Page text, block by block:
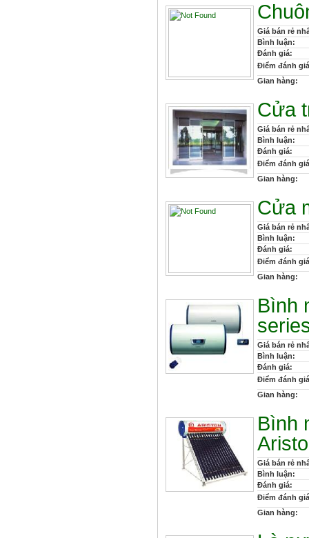
Giá bán rẻ
Bình luận:
Đánh giá:
Điểm đánh
Gian hàng:
Cửa
Giá bán rẻ
Bình luận:
Đánh giá:
Điểm đánh
Gian hàng:
C­­ửa
Giá bán rẻ
Bình luận:
Đánh giá:
Điểm đánh
Gian hàng:
Bình
Giá bán rẻ
Bình luận:
Đánh giá:
Điểm đánh
Gian hàng:
Bình
Giá bán rẻ
Bình luận:
Đánh giá:
Điểm đánh
Gian hàng: